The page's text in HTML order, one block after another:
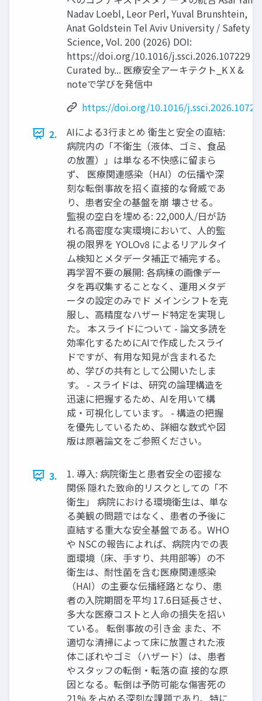
Nadav Loebl, Leor Perl, Yuval Brunshtein,
Anat Goldstein Tel Aviv University / Safety
Science, Vol. 200 (2026) DOI:
https://doi.org/10.1016/j.ssci.2026.107229
Curated by... 医療安全アーキテクト_K X &
noteで学びを発信中
https://doi.org/10.1016/
2.
AIによる3行まとめ 衛生と安全の直結:
病院内の「不衛生（液体、ゴミ、食品
の放置）」は単なる不快感に留まら
ず、 医療関連感染（HAI）の伝播や深
刻な転倒事故を招く直接的な脅威であ
り、患者安全の基盤を崩 壊させる。
監視の空白を埋める: 22,000人/日が訪
れる高密度な実環境において、人的監
視の限界を YOLOv8 によるリアルタイ
ム検知とメタデータ補正で補完する。
再学習不要の展開: 各病棟の画像デー
タを再収集することなく、運用メタデ
ータの設定のみでド メインシフトを克
服し、高精度なハザード特定を実現し
た。 本スライドについて - 論文多読を
効率化するためにAIで作成したスライ
ドですが、有用な知見が含まれるた
め、学びの共有として公開いたしま
す。 - スライドは、研究の論理構造を
迅速に把握するため、AIを用いて構
成・可視化しています。 - 構造の把握
を優先しているため、詳細な数式や図
版は原著論文をご参照ください。
3.
1. 導入: 病院衛生と患者安全の密接な
関係 隠れた致命的リスクとしての「不
衛生」 病院における環境衛生は、単な
る美観の問題ではなく、患者の予後に
直結する重大な安全基盤である。WHO
や NSCの報告によれば、病院内での表
面環境（床、手すり、共用部等）の不
衛生は、耐性菌を含む医療関連感染
（HAI）の主要な伝播経路となり、患
者の入院期間を平均 17.6日延長させ、
多大な医療コストと人命の損失を招い
ている。 転倒事故の引き金 また、不
適切な清掃によって床に放置された液
体こぼれやゴミ（ハザード）は、患者
やスタッフの転倒・転落の直 接的な原
因となる。転倒は予防可能な傷害死の
21% を占める深刻な課題であり、特に